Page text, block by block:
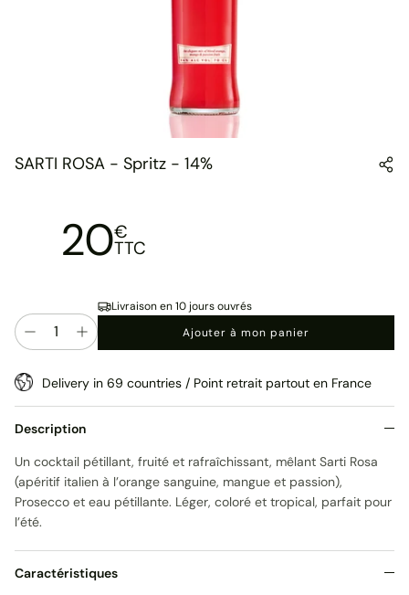
SARTI ROSA - Spritz - 14%
20€
TTC
Quantité
Livraison en 10 jours ouvrés
Ajouter à mon panier
Delivery in 69 countries / Point retrait partout en France
Description
Un cocktail pétillant, fruité et rafraîchissant, mêlant Sarti Rosa
(apéritif italien à l’orange sanguine, mangue et passion),
Prosecco et eau pétillante. Léger, coloré et tropical, parfait pour
l’été.
Caractéristiques